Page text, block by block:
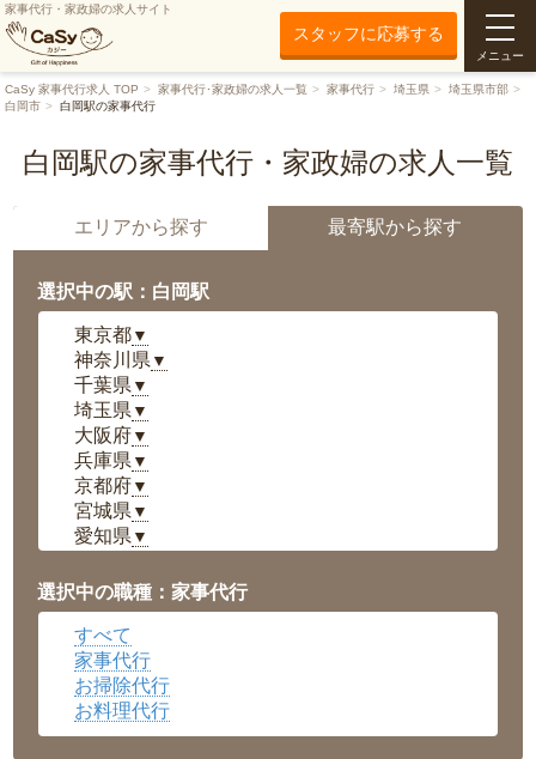
家事代行・家政婦の求人サイト
スタッフに応募する
メニュー
CaSy 家事代行求人 TOP 家事代行･家政婦の求人一覧 家事代行 埼玉県
埼玉県市部
白岡市
白岡駅の家事代行
白岡駅の家事代行・家政婦の求人一覧
エリアから探す 最寄駅から探す
選択中の駅：白岡駅
東京都▼
神奈川県 ▼
千葉県 ▼
埼玉県 ▼
大阪府▼
兵庫県 ▼
京都府▼
宮城県 ▼
愛知県 ▼
岡山県▼
広島県▼
沖縄県
選択中の職種：家事代行
すべて
家事代行
お掃除代行
お料理代行